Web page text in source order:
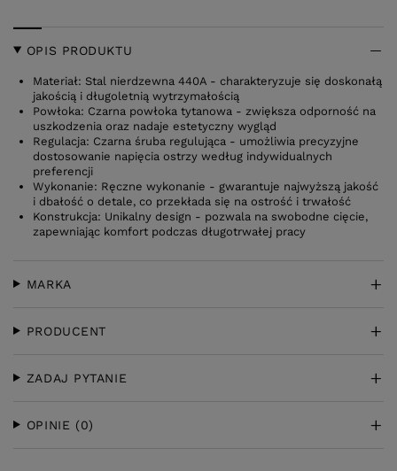
OPIS PRODUKTU
Materiał: Stal nierdzewna 440A - charakteryzuje się doskonałą
jakością i długoletnią wytrzymałością
Powłoka: Czarna powłoka tytanowa - zwiększa odporność na
uszkodzenia oraz nadaje estetyczny wygląd
Regulacja: Czarna śruba regulująca - umożliwia precyzyjne
dostosowanie napięcia ostrzy według indywidualnych
preferencji
Wykonanie: Ręczne wykonanie - gwarantuje najwyższą jakość
i dbałość o detale, co przekłada się na ostrość i trwałość
Konstrukcja: Unikalny design - pozwala na swobodne cięcie,
zapewniając komfort podczas długotrwałej pracy
MARKA
PRODUCENT
ZADAJ PYTANIE
OPINIE (0)